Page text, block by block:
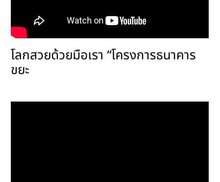
โลกสวยด้วยมือเรา “โครงการธนาคาร
ขยะ